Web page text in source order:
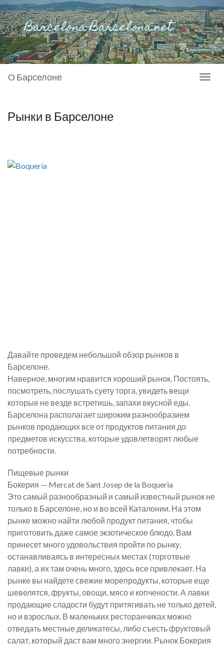
О Барселоне
Рынки в Барселоне
Давайте проведем небольшой обзор рынков в
Барселоне.
Наверное, многим нравится хороший рынок. Постоять,
посмотреть, послушать суету торга, увидеть вещи
которые не везде встретишь, запахи вкусной еды.
Барселона располагает широким разнообразием
рынков продающих все от продуктов питания до
предметов искусства, которые удовлетворят любые
потребности.
Пищевые рынки
Бокерия — Mercat de Sant Josep de la Boqueria
Это самый разнообразный и самый известный рынок не
только в Барселоне, но и во всей Каталонии. На этом
рынке можно найти любой продукт питания, чтобы
приготовить даже самое экзотическое блюдо. Вам
принесет много удовольствия пройти по рынку,
останавливаясь в интересных местах (торготвые
лавки), а их там очень много, здесь все привлекает. На
рынке вы найдете свежие морепродукты, которые еще
шевелятся, фрукты, овощи, мясо и копчености. А лавки
продающие сладости будут притягивать не только детей,
но и взрослых. В маленьких ресторанчиках можно
отведать местные деликатесы, либо съесть фруктовый
салат, который даст вам много энергии. Рынок Бокерия